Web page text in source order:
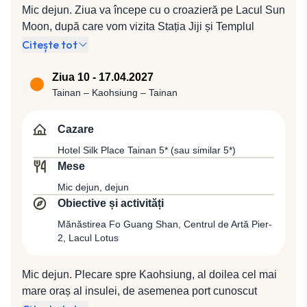
maestrul scrisului, satul tribului Ita Thao, păstrător al
tradițiilor locale și Templul Xuanguag. Cazare la Hotel
Sun Moon Lake 4* (sau similar 4*).
Mic dejun. Ziua va începe cu o croazieră pe Lacul Sun
Moon, după care vom vizita Stația Jiji și Templul
Zhushan Zinan. Ne vom opri apoi la punctul de
istoricul oraș Tainan, vechea capitală a provinciei
Taiwan din timpul dinastiei Qing. Împreună cu ghidul
Turnul Chihkan, o fortăreață olandeză din sec. al XVII-
templu dedicat veneratei Mazu, Zeița Mării. Cină la un
restaurant local și cazare la Hotel Silk Place Tainan 5*
(sau similar 5*).
Citește tot
Ziua 10 - 17.04.2027
Tainan – Kaohsiung – Tainan
Cazare
Hotel Silk Place Tainan 5* (sau similar 5*)
Mese
Mic dejun, dejun
Obiective și activități
Mănăstirea Fo Guang Shan, Centrul de Artă Pier-
2, Lacul Lotus
Mic dejun. Plecare spre Kaohsiung, al doilea cel mai
mare oraș al insulei, de asemenea port cunoscut